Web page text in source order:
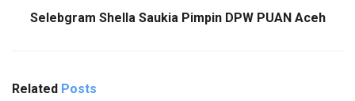
Selebgram Shella Saukia Pimpin DPW PUAN Aceh
Related Posts